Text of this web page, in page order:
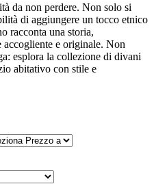
da non perdere. Non solo si
di aggiungere un tocco etnico
racconta una storia,
accogliente e originale. Non
esplora la collezione di divani
abitativo con stile e